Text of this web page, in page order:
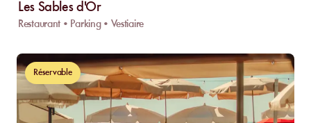
Les Sables d'Or
Restaurant • Parking • Vestiaire
Réservable